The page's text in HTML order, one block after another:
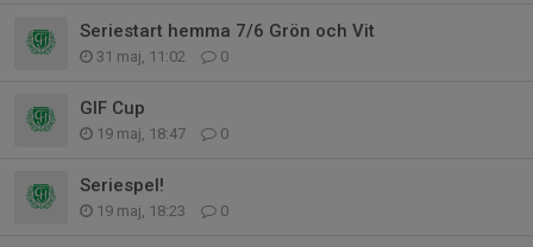
Seriestart hemma 7/6 Grön och Vit
31 maj, 11:02 0
GIF Cup
19 maj, 18:47 0
Seriespel!
19 maj, 18:23 0